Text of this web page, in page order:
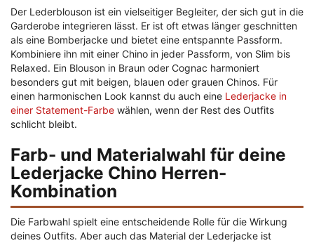
Der Lederblouson ist ein vielseitiger Begleiter, der sich gut in die
Garderobe integrieren lässt. Er ist oft etwas länger geschnitten
als eine Bomberjacke und bietet eine entspannte Passform.
Kombiniere ihn mit einer Chino in jeder Passform, von Slim bis
Relaxed. Ein Blouson in Braun oder Cognac harmoniert
besonders gut mit beigen, blauen oder grauen Chinos. Für
einen harmonischen Look kannst du auch eine Lederjacke in
einer Statement-Farbe wählen, wenn der Rest des Outfits
schlicht bleibt.
Farb- und Materialwahl für deine
Lederjacke Chino Herren-
Kombination
Die Farbwahl spielt eine entscheidende Rolle für die Wirkung
deines Outfits. Aber auch das Material der Lederjacke ist